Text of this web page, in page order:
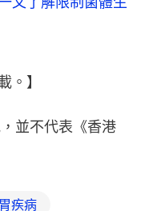
。】
並不代表《香港
疾病